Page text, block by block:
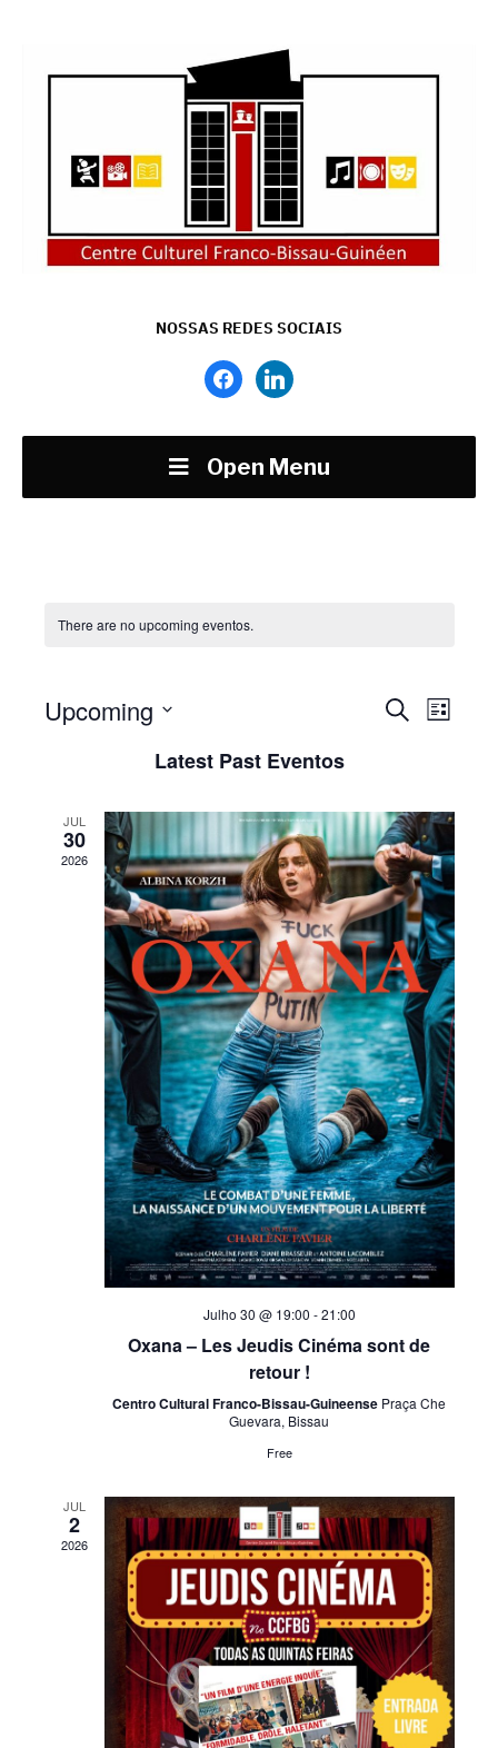
NOSSAS REDES SOCIAIS
facebooklinkedin
Open Menu
There are no upcoming eventos.
and
Views
Pesquisar
List
Upcoming
Latest Past Eventos
JUL
30
2026
Julho 30 @ 19:00 -21:00
Oxana – Les Jeudis Cinéma sont de
retour !
Centro Cultural Franco-Bissau-Guineense Praça Che
Guevara, Bissau
Free
JUL
2
2026